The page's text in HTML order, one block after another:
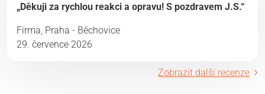
„Děkuji za rychlou reakci a opravu! S pozdravem J.S.“
Firma, Praha - Běchovice
29. července 2026
Zobrazit další recenze